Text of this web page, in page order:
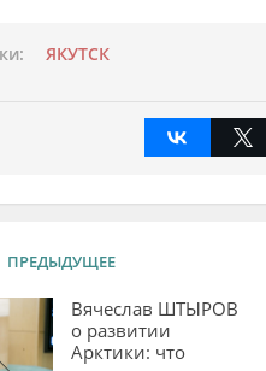
ЯКУТСК
ПРЕДЫДУЩЕЕ
Вячеслав ШТЫРОВ
о развитии
Арктики: что